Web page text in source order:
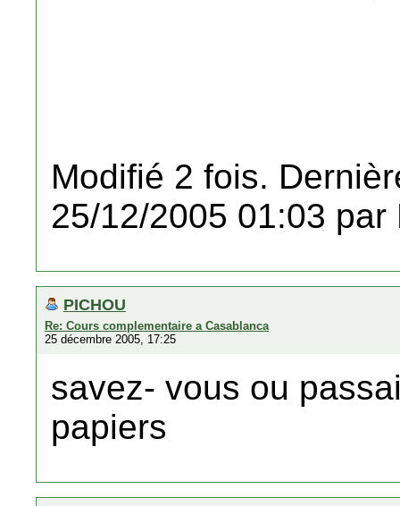
Modifié 2 fois.
25/12/2005 01:03 par
PICHOU
Re: Cours complementaire a Casablanca
25 décembre 2005, 17:25
savez- vous ou
papiers